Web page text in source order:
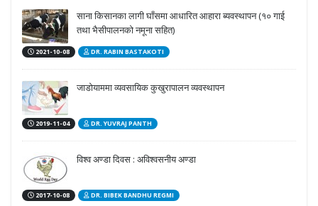
साना किसानका लागी घाँसमा आधारित आहारा ब्यवस्थापन (१० गाई
तथा भैसीपालनको नमूना सहित)
2021-10-08 DR. RABIN BASTAKOTI
जाडोयाममा व्यवसायिक कुखुरापालन व्यवस्थापन
2019-11-04 DR. YUVRAJ PANTH
विश्व अण्डा दिवस : अविश्वसनीय अण्डा
2017-10-08 DR. BIBEK BANDHU REGMI